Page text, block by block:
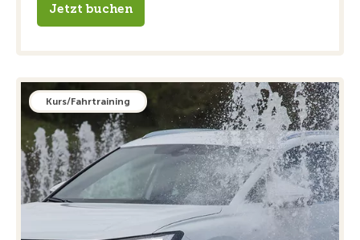
Jetzt buchen
Kurs/Fahrtraining